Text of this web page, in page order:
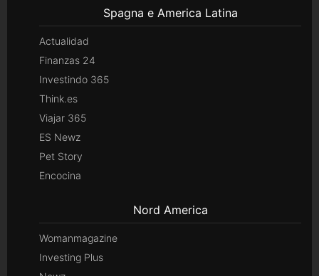
Spagna e America Latina
Actualidad
Finanzas 24
Investindo 365
Think.es
Viajar 365
ES Newz
Pet Story
Encocina
Nord America
Womanmagazine
Investing Plus